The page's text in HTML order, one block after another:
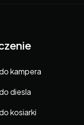
kampera
diesla
kosiarki